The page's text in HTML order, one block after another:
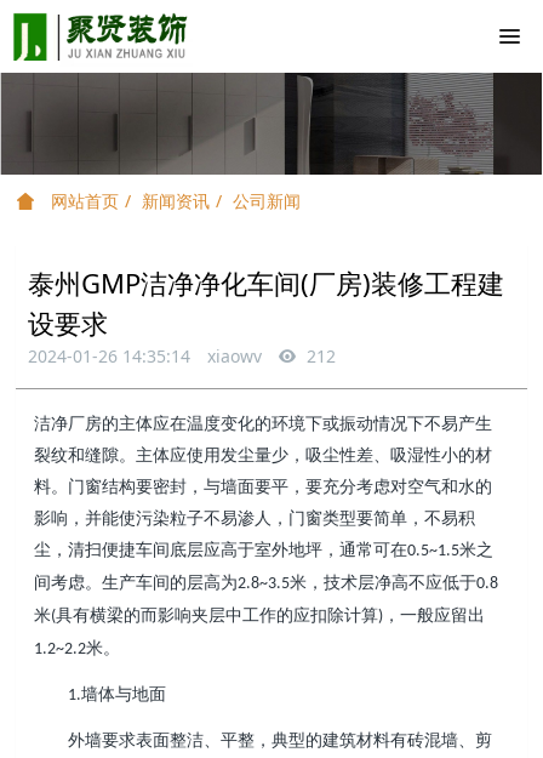
网站首页 新闻资讯 公司新闻
泰州GMP洁净净化车间(厂房)装修工程建
设要求
2024-01-26 14:35:14 xiaowv 212
洁净厂房的主体应在温度变化的环境下或振动情况下不易产生
裂纹和缝隙。主体应使用发尘量少，吸尘性差、吸湿性小的材
料。门窗结构要密封，与墙面要平，要充分考虑对空气和水的
影响，并能使污染粒子不易渗人，门窗类型要简单，不易积
尘，清扫便捷车间底层应高于室外地坪，通常可在0.5~1.5米之
间考虑。生产车间的层高为2.8~3.5米，技术层净高不应低于0.8
米(具有横梁的而影响夹层中工作的应扣除计算) ，一般应留出
1.2~2.2米。
1.墙体与地面
外墙要求表面整洁、平整，典型的建筑材料有砖混墙、剪